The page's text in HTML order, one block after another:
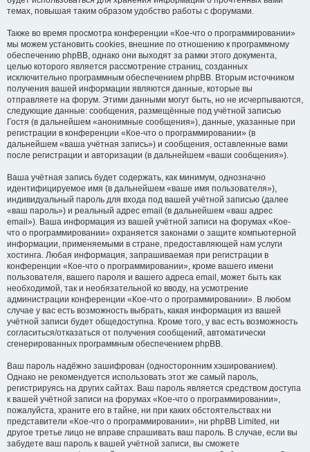
темах, повышая таким образом удобство работы с форумами.
Также во время просмотра конференции «Кое-что о программировании»
мы можем установить cookies, внешние по отношению к программному
обеспечению phpBB, однако они выходят за рамки этого документа,
целью которого является рассмотрение страниц, созданных
исключительно программным обеспечением phpBB. Вторым источником
получения вашей информации являются данные, которые вы
отправляете на форум. Этими данными могут быть, но не исчерпываются,
следующие данные: сообщения, размещённые под учётной записью
Гостя (в дальнейшем «анонимные сообщения»), данные, указанные при
регистрации в конференции «Кое-что о программировании» (в
дальнейшем «ваша учётная запись») и сообщения, оставленные вами
после регистрации и авторизации (в дальнейшем «ваши сообщения»).
Ваша учётная запись будет содержать, как минимум, однозначно
идентифицируемое имя (в дальнейшем «ваше имя пользователя»),
индивидуальный пароль для входа под вашей учётной записью (далее
«ваш пароль») и реальный адрес email (в дальнейшем «ваш адрес
email»). Ваша информация из вашей учётной записи на форумах «Кое-
что о программировании» охраняется законами о защите компьютерной
информации, применяемыми в стране, предоставляющей нам услуги
хостинга. Любая информация, запрашиваемая при регистрации в
конференции «Кое-что о программировании», кроме вашего имени
пользователя, вашего пароля и вашего адреса email, может быть как
необходимой, так и необязательной ко вводу, на усмотрение
администрации конференции «Кое-что о программировании». В любом
случае у вас есть возможность выбрать, какая информация из вашей
учётной записи будет общедоступна. Кроме того, у вас есть возможность
согласиться/отказаться от получения сообщений, автоматически
сгенерированных программным обеспечением phpBB.
Ваш пароль надёжно зашифрован (односторонним хэшированием).
Однако не рекомендуется использовать этот же самый пароль,
регистрируясь на других сайтах. Ваш пароль является средством доступа
к вашей учётной записи на форумах «Кое-что о программировании»,
пожалуйста, храните его в тайне, ни при каких обстоятельствах ни
представители «Кое-что о программировании», ни phpBB Limited, ни
другое третье лицо не вправе спрашивать ваш пароль. В случае, если вы
забудете ваш пароль к вашей учётной записи, вы сможете